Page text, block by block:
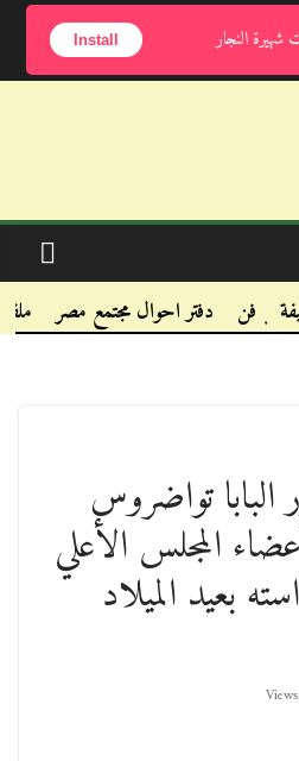
8, 2026
.
. فن دفتر احوال مجتمع مصر
البابا تواضروس
المجلس الأعلي
بعيد الميلاد
Install